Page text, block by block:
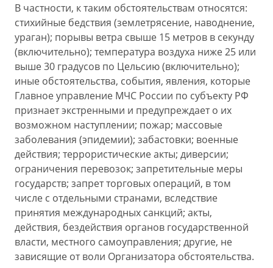
В частности, к таким обстоятельствам относятся:
стихийные бедствия (землетрясение, наводнение,
ураган); порывы ветра свыше 15 метров в секунду
(включительно); температура воздуха ниже 25 или
выше 30 градусов по Цельсию (включительно);
иные обстоятельства, события, явления, которые
Главное управление МЧС России по субъекту РФ
признает экстренными и предупреждает о их
возможном наступлении; пожар; массовые
заболевания (эпидемии); забастовки; военные
действия; террористические акты; диверсии;
ограничения перевозок; запретительные меры
государств; запрет торговых операций, в том
числе с отдельными странами, вследствие
принятия международных санкций; акты,
действия, бездействия органов государственной
власти, местного самоуправления; другие, не
зависящие от воли Организатора обстоятельства.